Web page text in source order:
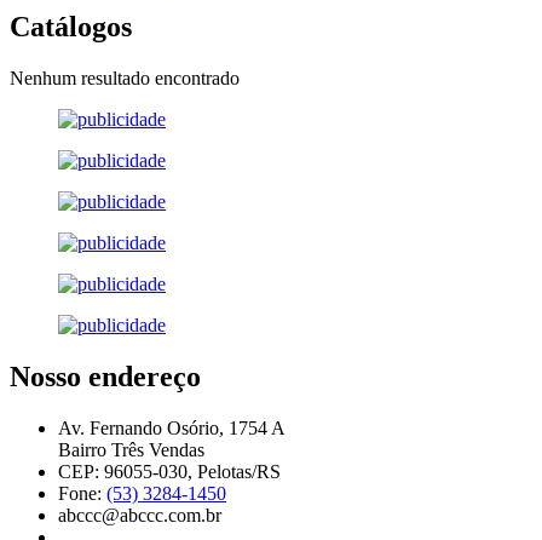
Catálogos
Nenhum resultado encontrado
Nosso endereço
Av. Fernando Osório, 1754 A
Bairro Três Vendas
CEP: 96055-030, Pelotas/RS
Fone: (53) 3284-1450
abccc@abccc.com.br